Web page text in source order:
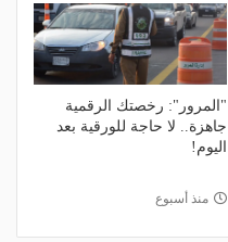
"المرور": رخصتك الرقمية
جاهزة.. لا حاجة للورقية بعد
اليوم!
منذ أسبوع